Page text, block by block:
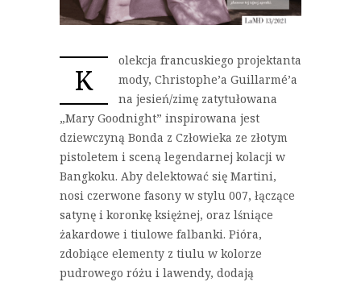
K
olekcja francuskiego projektanta
mody, Christophe’a Guillarmé’a
na jesień/zimę zatytułowana
„Mary Goodnight” inspirowana jest
dziewczyną Bonda z Człowieka ze złotym
pistoletem i sceną legendarnej kolacji w
Bangkoku. Aby delektować się Martini,
nosi czerwone fasony w stylu 007, łączące
satynę i koronkę księżnej, oraz lśniące
żakardowe i tiulowe falbanki. Pióra,
zdobiące elementy z tiulu w kolorze
pudrowego różu i lawendy, dodają